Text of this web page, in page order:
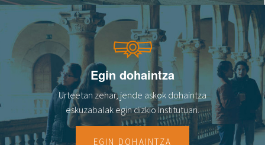
Egin dohaintza
Urteetan zehar, jende askok dohaintza
eskuzabalak egin dizkio Institutuari.
EGIN DOHAINTZA